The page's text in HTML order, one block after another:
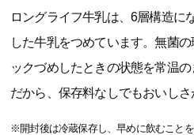
ロングライフ牛乳は、6層構造に
した牛乳をつめています。無菌
ックづめしたときの状態を常温の
だから、保存料なしでもおいしさ
※開封後は冷蔵保存し、早めに飲むことを